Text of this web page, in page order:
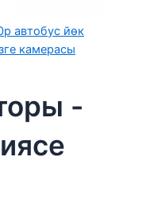
автобус йөк
камерасы
-